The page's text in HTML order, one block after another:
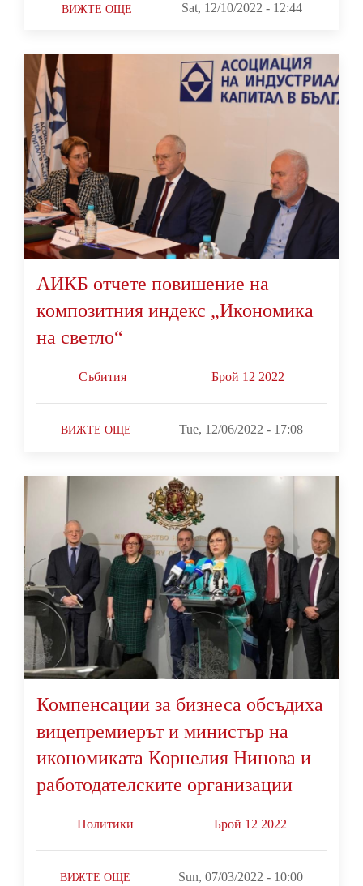
ВИЖТЕ ОЩЕ Sat, 12/10/2022 - 12:44
АИКБ отчете повишение на
композитния индекс „Икономика
на светло“
Събития Брой 12 2022
ВИЖТЕ ОЩЕ Tue, 12/06/2022 - 17:08
Компенсации за бизнеса обсъдиха
вицепремиерът и министър на
икономиката Корнелия Нинова и
работодателските организации
Политики Брой 12 2022
ВИЖТЕ ОЩЕ Sun, 07/03/2022 - 10:00